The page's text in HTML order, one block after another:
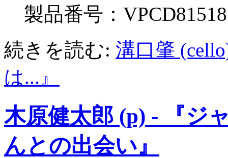
製品番号：VPCD81518
続きを読む: 溝口肇
は...』
木原健太郎 (p) - 『ジ
んとの出会い』